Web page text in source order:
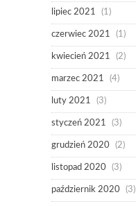
lipiec 2021 (1)
czerwiec 2021 (1)
kwiecień 2021 (2)
marzec 2021 (4)
luty 2021 (3)
styczeń 2021 (3)
grudzień 2020 (2)
listopad 2020 (3)
październik 2020 (3)